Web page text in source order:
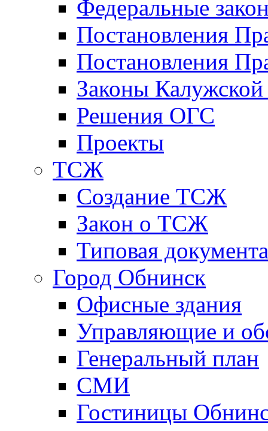
Федеральные
Постановления
Постановления
Законы Калужской
Решения ОГС
Проекты
ТСЖ
Создание ТСЖ
Закон о ТСЖ
Типовая
Город Обнинск
Офисные здания
Управляющие и
Генеральный план
СМИ
Гостиницы